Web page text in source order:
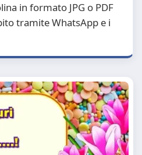
in formato JPG o PDF
tramite WhatsApp e i